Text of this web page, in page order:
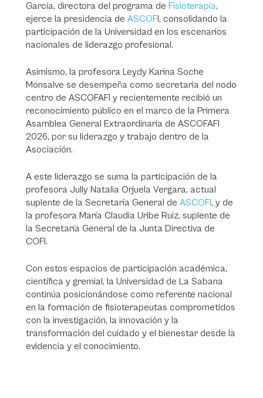
García, directora del programa de Fisioterapia,
ejerce la presidencia de ASCOFI, consolidando la
participación de la Universidad en los escenarios
nacionales de liderazgo profesional.
Asimismo, la profesora Leydy Karina Soche
Monsalve se desempeña como secretaria del nodo
centro de ASCOFAFI y recientemente recibió un
reconocimiento público en el marco de la Primera
Asamblea General Extraordinaria de ASCOFAFI
2026, por su liderazgo y trabajo dentro de la
Asociación.
A este liderazgo se suma la participación de la
profesora Jully Natalia Orjuela Vergara, actual
suplente de la Secretaría General de ASCOFI, y de
la profesora María Claudia Uribe Ruiz, suplente de
la Secretaría General de la Junta Directiva de
COFI.
Con estos espacios de participación académica,
científica y gremial, la Universidad de La Sabana
continúa posicionándose como referente nacional
en la formación de fisioterapeutas comprometidos
con la investigación, la innovación y la
transformación del cuidado y el bienestar desde la
evidencia y el conocimiento.